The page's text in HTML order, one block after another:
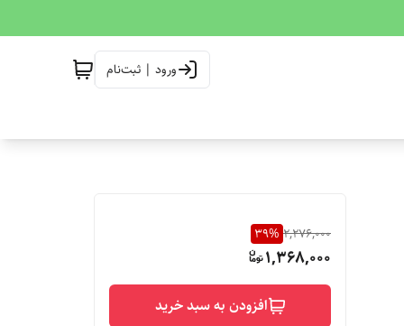
ورود | ثبت‌نام
2,276,000
39%
1,368,000
افزودن به سبد خرید